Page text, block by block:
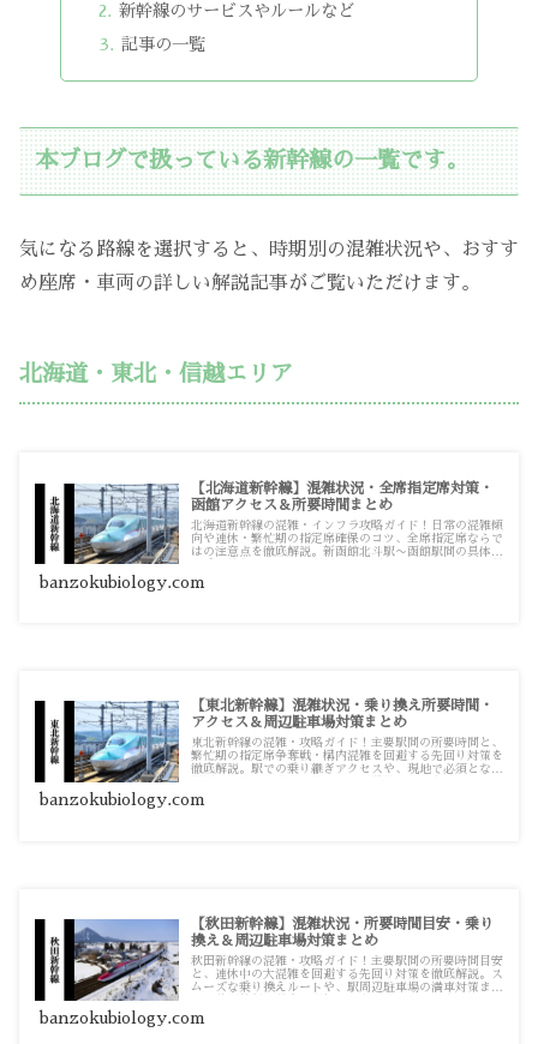
新幹線のサービスやルールなど
記事の一覧
本ブログで扱っている新幹線の一覧です。
気になる路線を選択すると、時期別の混雑状況や、おすす
め座席・車両の詳しい解説記事がご覧いただけます。
北海道・東北・信越エリア
【北海道新幹線】混雑状況・全席指定席対策・
函館アクセス＆所要時間まとめ
北海道新幹線の混雑・インフラ攻略ガイド！日常の混雑傾
向や連休・繁忙期の指定席確保のコツ、全席指定席ならで
はの注意点を徹底解説。新函館北斗駅〜函館駅間の具体的
立つ詳細記事をまとめています。
banzokubiology.com
【東北新幹線】混雑状況・乗り換え所要時間・
アクセス＆周辺駐車場対策まとめ
東北新幹線の混雑・攻略ガイド！主要駅間の所要時間と、
繁忙期の指定席争奪戦・構内混雑を回避する先回り対策を
徹底解説。駅での乗り継ぎアクセスや、現地で必須となる
ます。
banzokubiology.com
【秋田新幹線】混雑状況・所要時間目安・乗り
換え＆周辺駐車場対策まとめ
秋田新幹線の混雑・攻略ガイド！主要駅間の所要時間目安
と、連休中の大混雑を回避する先回り対策を徹底解説。ス
ムーズな乗り換えルートや、駅周辺駐車場の満車対策ま
banzokubiology.com